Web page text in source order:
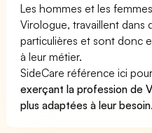
Les hommes et les
Virologue, travaillent dans
particulières et sont donc
à leur métier.
SideCare référence ici
exerçant la profession de
plus adaptées à leur besoin.